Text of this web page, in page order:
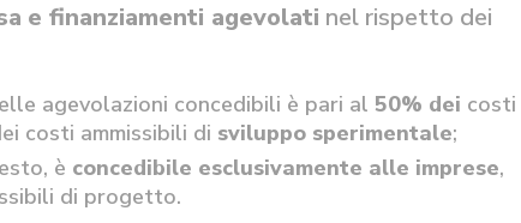
e finanziamenti agevolati nel rispetto dei
agevolazioni concedibili è pari al 50% dei costi
costi ammissibili di sviluppo sperimentale;
è concedibile esclusivamente alle imprese,
di progetto.